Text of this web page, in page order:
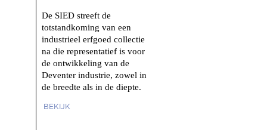
De SIED streeft de
totstandkoming van een
industrieel erfgoed collectie
na die representatief is voor
de ontwikkeling van de
Deventer industrie, zowel in
de breedte als in de diepte.
BEKIJK